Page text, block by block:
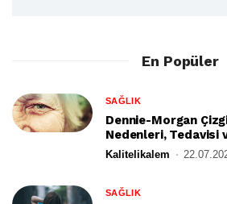
En Popüler
SAĞLIK
Dennie-Morgan
Nedenleri, Tedavisi
Kalitelikalem
SAĞLIK